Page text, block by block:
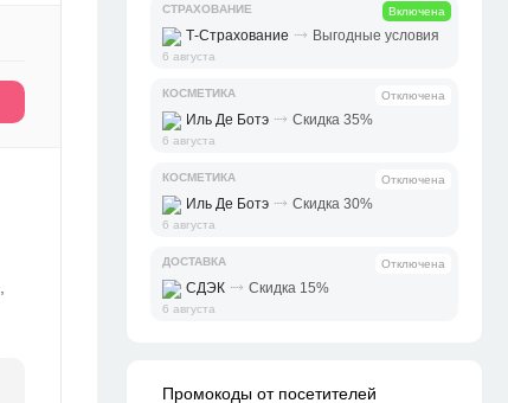
СТРАХОВАНИЕ Включена
Т-Страхование ⤑ Выгодные условия
6 августа
КОСМЕТИКА Отключена
Иль Де Ботэ ⤑ Скидка 35%
6 августа
КОСМЕТИКА Отключена
Иль Де Ботэ ⤑ Скидка 30%
6 августа
ДОСТАВКА Отключена
СДЭК ⤑ Скидка 15%
6 августа
Промокоды от посетителей